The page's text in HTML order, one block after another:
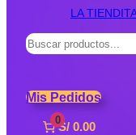
LA
Buscar
Mis Pedidos
0
S/ 0.00